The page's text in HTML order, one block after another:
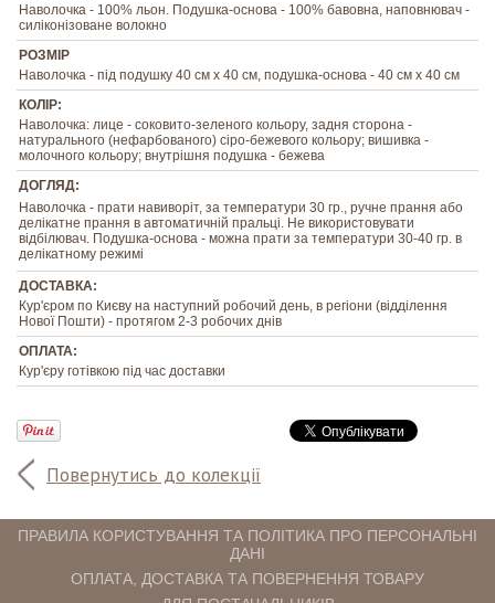
Повернутись до колекції
Наволочка - 100% льон. Подушка-основа - 100% бавовна, наповнювач -
силіконізоване волокно
РОЗМІР
Наволочка - під подушку 40 см х 40 см, подушка-основа - 40 см х 40 см
КОЛІР:
Наволочка: лице - соковито-зеленого кольору, задня сторона -
натурального (нефарбованого) сіро-бежевого кольору; вишивка -
молочного кольору; внутрішня подушка - бежева
ДОГЛЯД:
Наволочка - прати навиворіт, за температури 30 гр., ручне прання або
делікатне прання в автоматичній пральці. Не використовувати
відбілювач. Подушка-основа - можна прати за температури 30-40 гр. в
делікатному режимі
ДОСТАВКА:
Кур'єром по Києву на наступний робочий день, в регіони (відділення
Нової Пошти) - протягом 2-3 робочих днів
ОПЛАТА:
Кур'єру готівкою під час доставки
ПРАВИЛА КОРИСТУВАННЯ ТА ПОЛІТИКА ПРО ПЕРСОНАЛЬНІ
ДАНІ
ОПЛАТА, ДОСТАВКА ТА ПОВЕРНЕННЯ ТОВАРУ